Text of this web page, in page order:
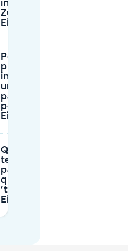
intorno a ’t
Zusje
Eindhoven?
Posso
prenotare
in anticipo
un
parcheggio
per ’t Zusje
Eindhoven?
Quanto
tempo posso
parcheggiare
quando visito
’t Zusje
Eindhoven?